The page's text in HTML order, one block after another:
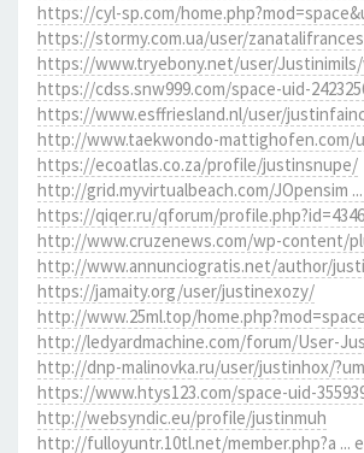
https://cyl-sp.com/
https://stormy.com.ua/user/
https://www.tryebony.net/user/
https://cdss.snw999.com/space-uid-
https://www.esffriesland.nl/user/
http://www.taekwondo-mattighofen.com/
https://ecoatlas.co.za/profile/justinsnupe/
http://grid.myvirtualbeach.com/JOpensim
https://qiqer.ru/qforum/
http://www.cruzenews.com/wp-content/
http://www.annunciogratis.net/author/
https://jamaity.org/user/justinexozy/
http://www.25ml.top/
http://ledyardmachine.com/forum/User-
http://dnp-malinovka.ru/user/justinhox/
https://www.htys123.com/space-uid-
http://websyndic.eu/profile/justinmuh
http://fulloyuntr.10tl.net/member.php?a ...